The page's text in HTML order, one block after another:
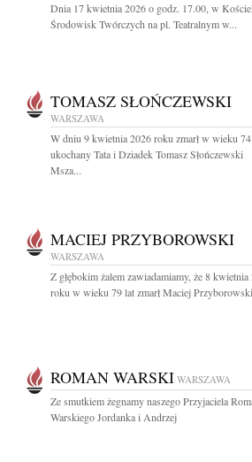
Dnia 17 kwietnia 2026 o godz. 17.00, w
Środowisk Twórczych na pl. Teatralnym w...
TOMASZ SŁOŃCZEWSKI
WARSZAWA
W dniu 9 kwietnia 2026 roku zmarł w wieku
ukochany Tata i Dziadek Tomasz Słończewski
Msza...
MACIEJ PRZYBOROWSKI
WARSZAWA
Z głębokim żalem zawiadamiamy, że 8 kwietnia
roku w wieku 79 lat zmarł Maciej
ROMAN WARSKI WARSZAWA
Ze smutkiem żegnamy naszego Przyjaciela
Warskiego Jordanka i Andrzej